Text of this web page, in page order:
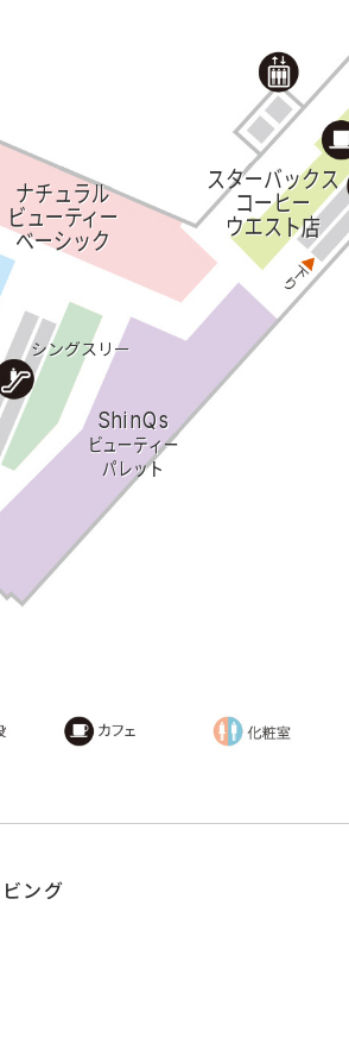
ShinQs
ビューティー
パレット
スターバックス
コーヒー
ウエスト店
ナチュラル
ビューティー
ベーシック
シングスリー
ールーム
ング